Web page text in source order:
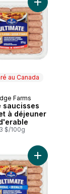
Mini-
au Canada
Canada
Farms
saucisses
à déjeuner
$/100g
Ajouter
au panierAjouter